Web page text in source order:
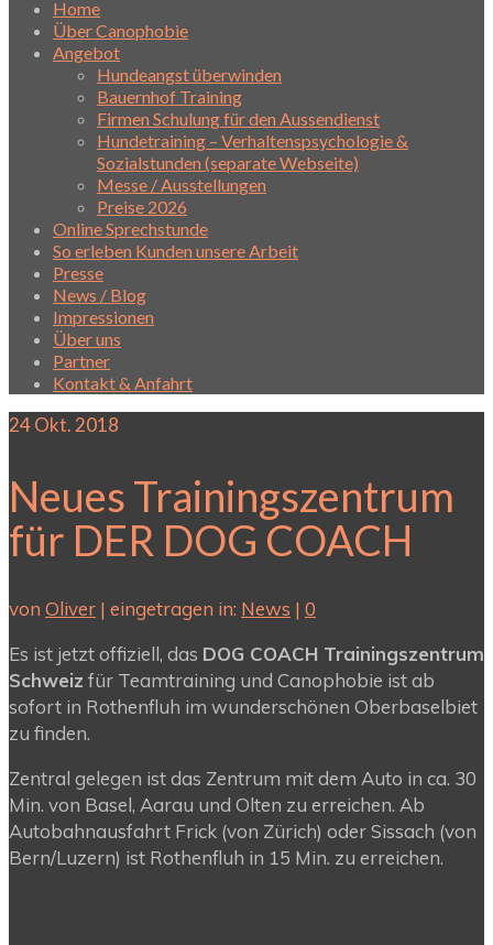
Home
Über Canophobie
Angebot
Hundeangst überwinden
Bauernhof Training
Firmen Schulung für den Aussendienst
Hundetraining – Verhaltenspsychologie &
Sozialstunden (separate Webseite)
Messe / Ausstellungen
Preise 2026
Online Sprechstunde
So erleben Kunden unsere Arbeit
Presse
News / Blog
Impressionen
Über uns
Partner
Kontakt & Anfahrt
24Okt. 2018
Neues Trainingszentrum
für DER DOG COACH
von Oliver | eingetragen in: News | 0
Es ist jetzt offiziell, das DOG COACH Trainingszentrum
Schweiz für Teamtraining und Canophobie ist ab
sofort in Rothenfluh im wunderschönen Oberbaselbiet
zu finden.
Zentral gelegen ist das Zentrum mit dem Auto in ca. 30
Min. von Basel, Aarau und Olten zu erreichen. Ab
Autobahnausfahrt Frick (von Zürich) oder Sissach (von
Bern/Luzern) ist Rothenfluh in 15 Min. zu erreichen.